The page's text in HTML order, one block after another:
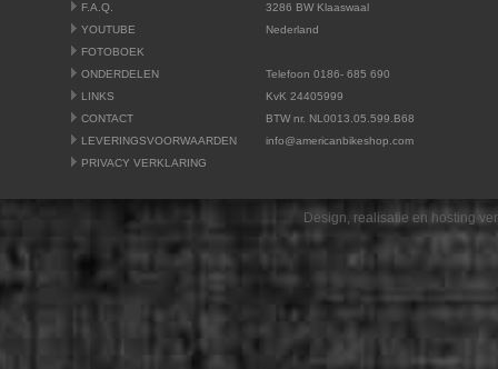
F.A.Q.
YOUTUBE
FOTOBOEK
ONDERDELEN
LINKS
CONTACT
LEVERINGSVOORWAARDEN
PRIVACY VERKLARING
3286 BW Klaaswaal
Nederland
Telefoon 0186- 685 690
KvK 24405999
BTW nr. NL0013.05.599.B68
info@americanbikeshop.com
Design, realisatie en hosting